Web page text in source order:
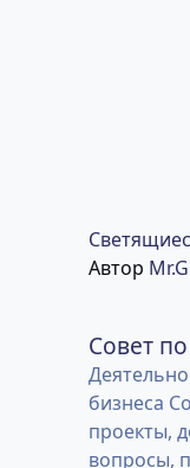
Автор
Совет
бизнеса
проекты,
вопросы,